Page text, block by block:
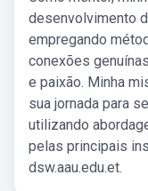
desenvolvimento
empregando
conexões
e paixão. Minha
sua jornada para
utilizando
pelas principais
dsw.aau.edu.et.